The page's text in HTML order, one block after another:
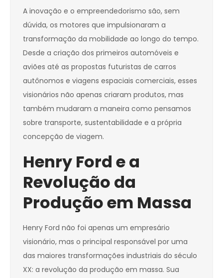
A inovação e o empreendedorismo são, sem
dúvida, os motores que impulsionaram a
transformação da mobilidade ao longo do tempo.
Desde a criação dos primeiros automóveis e
aviões até as propostas futuristas de carros
autônomos e viagens espaciais comerciais, esses
visionários não apenas criaram produtos, mas
também mudaram a maneira como pensamos
sobre transporte, sustentabilidade e a própria
concepção de viagem.
Henry Ford e a
Revolução da
Produção em Massa
Henry Ford não foi apenas um empresário
visionário, mas o principal responsável por uma
das maiores transformações industriais do século
XX: a revolução da produção em massa. Sua